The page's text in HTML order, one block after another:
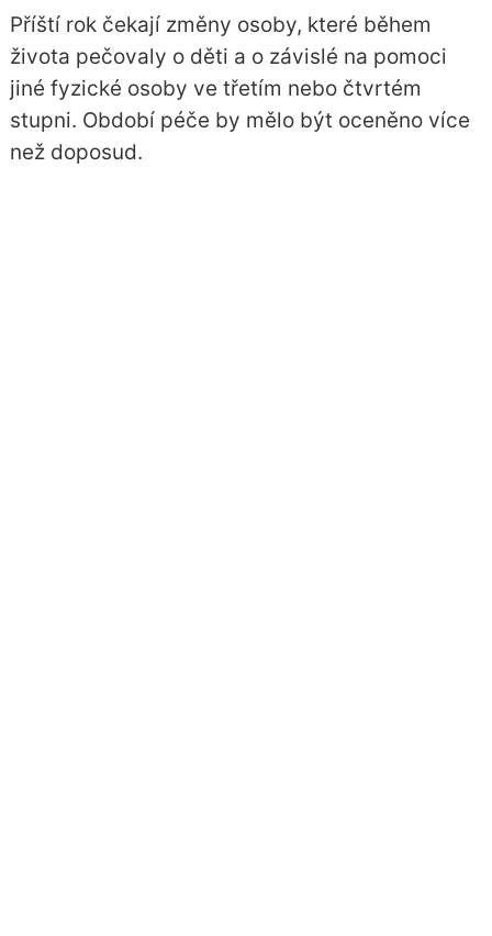
Příští rok čekají změny osoby, které během
života pečovaly o děti a o závislé na pomoci
jiné fyzické osoby ve třetím nebo čtvrtém
stupni. Období péče by mělo být oceněno více
než doposud.